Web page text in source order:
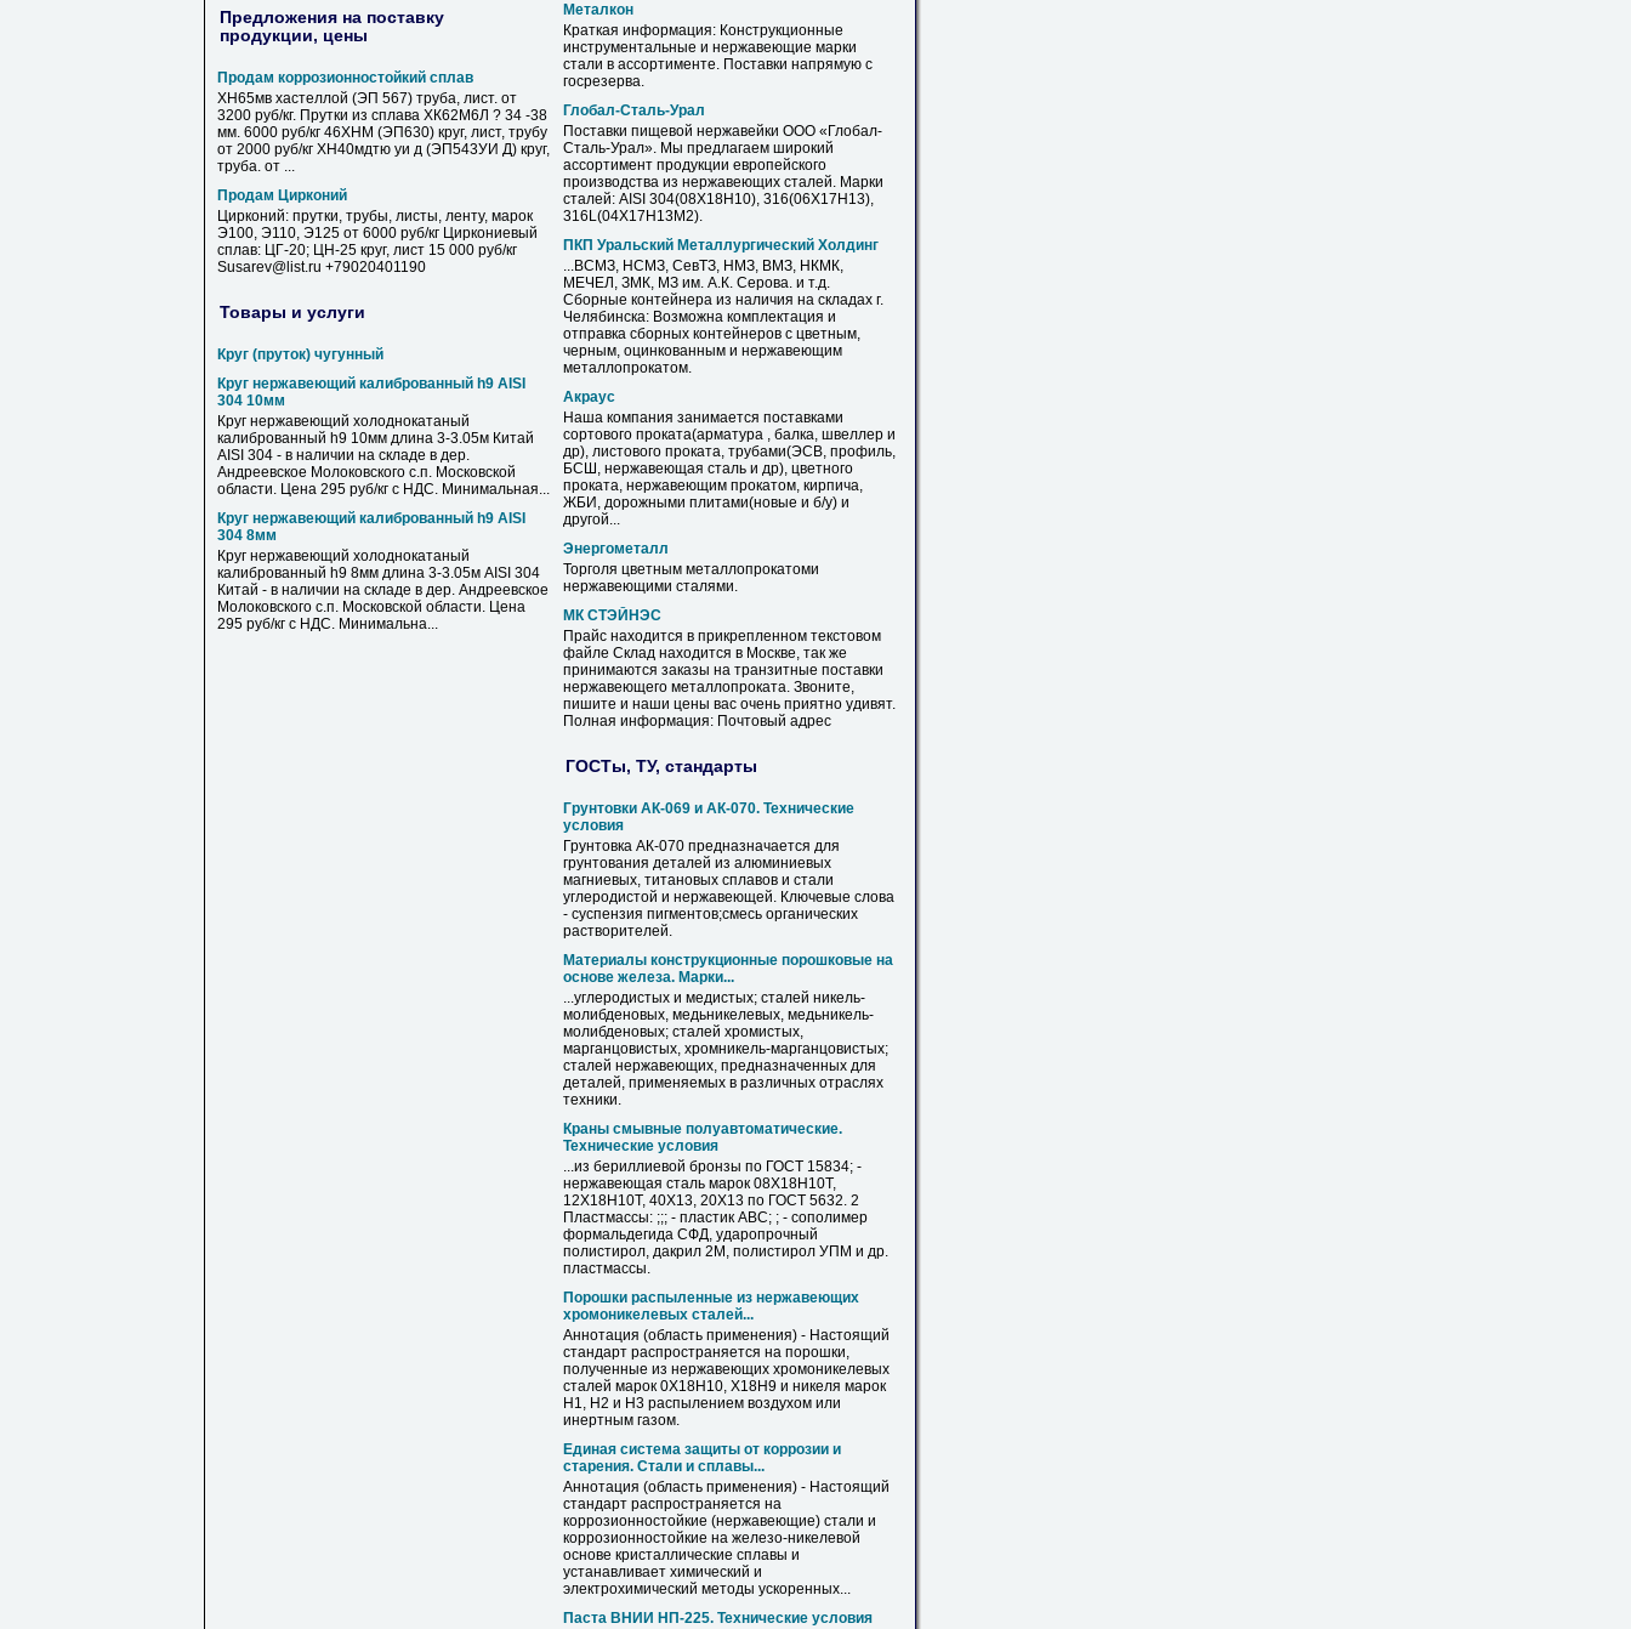
Предложения на поставку
продукции, цены
Продам коррозионностойкий сплав
ХН65мв хастеллой (ЭП 567) труба, лист. от
3200 руб/кг. Прутки из сплава ХК62М6Л ? 34 -38
мм. 6000 руб/кг 46ХНМ (ЭП630) круг, лист, трубу
от 2000 руб/кг ХН40мдтю уи д (ЭП543УИ Д) круг,
труба. от ...
Продам Цирконий
Цирконий: прутки, трубы, листы, ленту, марок
Э100, Э110, Э125 от 6000 руб/кг Циркониевый
сплав: ЦГ-20; ЦН-25 круг, лист 15 000 руб/кг
Susarev@list.ru +79020401190
Товары и услуги
Круг (пруток) чугунный
Круг нержавеющий калиброванный h9 AISI
304 10мм
Круг нержавеющий холоднокатаный
калиброванный h9 10мм длина 3-3.05м Китай
AISI 304 - в наличии на складе в дер.
Андреевское Молоковского с.п. Московской
области. Цена 295 руб/кг с НДС. Минимальная...
Круг нержавеющий калиброванный h9 AISI
304 8мм
Круг нержавеющий холоднокатаный
калиброванный h9 8мм длина 3-3.05м AISI 304
Китай - в наличии на складе в дер. Андреевское
Молоковского с.п. Московской области. Цена
295 руб/кг с НДС. Минимальна...
Металкон
Краткая информация: Конструкционные
инструментальные и нержавеющие марки
стали в ассортименте. Поставки напрямую с
госрезерва.
Глобал-Сталь-Урал
Поставки пищевой нержавейки ООО «Глобал-
Сталь-Урал». Мы предлагаем широкий
ассортимент продукции европейского
производства из нержавеющих сталей. Марки
сталей: AISI 304(08Х18Н10), 316(06Х17Н13),
316L(04Х17Н13М2).
ПКП Уральский Металлургический Холдинг
...ВСМЗ, НСМЗ, СевТЗ, НМЗ, ВМЗ, НКМК,
МЕЧЕЛ, ЗМК, МЗ им. А.К. Серова. и т.д.
Сборные контейнера из наличия на складах г.
Челябинска: Возможна комплектация и
отправка сборных контейнеров с цветным,
черным, оцинкованным и нержавеющим
металлопрокатом.
Акраус
Наша компания занимается поставками
сортового проката(арматура , балка, швеллер и
др), листового проката, трубами(ЭСВ, профиль,
БСШ, нержавеющая сталь и др), цветного
проката, нержавеющим прокатом, кирпича,
ЖБИ, дорожными плитами(новые и б/у) и
другой...
Энергометалл
Торголя цветным металлопрокатоми
нержавеющими сталями.
МК СТЭЙНЭС
Прайс находится в прикрепленном текстовом
файле Склад находится в Москве, так же
принимаются заказы на транзитные поставки
нержавеющего металлопроката. Звоните,
пишите и наши цены вас очень приятно удивят.
Полная информация: Почтовый адрес
ГОСТы, ТУ, стандарты
Грунтовки АК-069 и АК-070. Технические
условия
Грунтовка АК-070 предназначается для
грунтования деталей из алюминиевых
магниевых, титановых сплавов и стали
углеродистой и нержавеющей. Ключевые слова
- суспензия пигментов;смесь органических
растворителей.
Материалы конструкционные порошковые на
основе железа. Марки...
...углеродистых и медистых; сталей никель-
молибденовых, медьникелевых, медьникель-
молибденовых; сталей хромистых,
марганцовистых, хромникель-марганцовистых;
сталей нержавеющих, предназначенных для
деталей, применяемых в различных отраслях
техники.
Краны смывные полуавтоматические.
Технические условия
...из бериллиевой бронзы по ГОСТ 15834; -
нержавеющая сталь марок 08Х18Н10Т,
12Х18Н10Т, 40Х13, 20Х13 по ГОСТ 5632. 2
Пластмассы: ;;; - пластик АВС; ; - сополимер
формальдегида СФД, ударопрочный
полистирол, дакрил 2М, полистирол УПМ и др.
пластмассы.
Порошки распыленные из нержавеющих
хромоникелевых сталей...
Аннотация (область применения) - Настоящий
стандарт распространяется на порошки,
полученные из нержавеющих хромоникелевых
сталей марок 0Х18Н10, Х18Н9 и никеля марок
Н1, Н2 и Н3 распылением воздухом или
инертным газом.
Единая система защиты от коррозии и
старения. Стали и сплавы...
Аннотация (область применения) - Настоящий
стандарт распространяется на
коррозионностойкие (нержавеющие) стали и
коррозионностойкие на железо-никелевой
основе кристаллические сплавы и
устанавливает химический и
электрохимический методы ускоренных...
Паста ВНИИ НП-225. Технические условия